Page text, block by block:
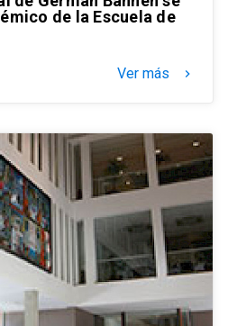
de la Escuela de
Ver más keyboard_arrow_right